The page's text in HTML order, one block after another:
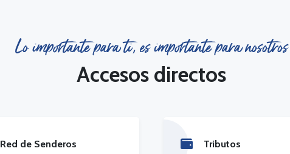
Lo importante para ti, es importante para nosotros
Accesos directos
Red de Senderos Tributos